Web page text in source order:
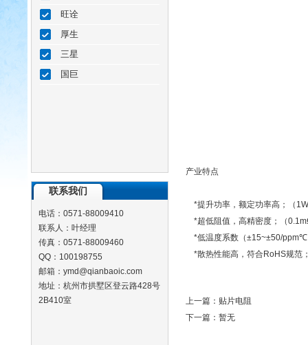
旺诠
厚生
三星
国巨
联系我们
电话：0571-88009410
联系人：叶经理
传真：0571-88009460
QQ：100198755
邮箱：ymd@qianbaoic.com
地址：杭州市拱墅区登云路428号
2B410室
产业特点
*提升功率，额定功率高；（
*超低阻值，高精密度；（
*低温度系数（±15~±50/ppm℃
*散热性能高，符合RoHS规范
上一篇： 贴片电阻
下一篇：暂无